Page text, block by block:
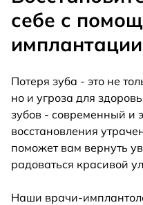
себе с
Потеря зуба - это не
но и угроза для
зубов - современный и
восстановления
поможет вам вернуть
радоваться красивой
Наши врачи-